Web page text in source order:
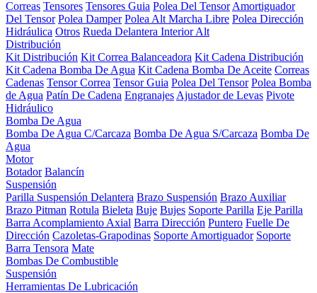
Correas Tensores Tensores Guia Polea Del Tensor Amortiguador
Del Tensor Polea Damper Polea Alt Marcha Libre Polea Dirección
Hidráulica Otros Rueda Delantera Interior Alt
Distribución
Kit Distribución Kit Correa Balanceadora Kit Cadena Distribución
Kit Cadena Bomba De Agua Kit Cadena Bomba De Aceite Correas
Cadenas Tensor Correa Tensor Guia Polea Del Tensor Polea Bomba
de Agua Patín De Cadena Engranajes Ajustador de Levas Pivote
Hidráulico
Bomba De Agua
Bomba De Agua C/Carcaza Bomba De Agua S/Carcaza Bomba De
Agua
Motor
Botador Balancín
Suspensión
Parilla Suspensión Delantera Brazo Suspensión Brazo Auxiliar
Brazo Pitman Rotula Bieleta Buje Bujes Soporte Parilla Eje Parilla
Barra Acomplamiento Axial Barra Dirección Puntero Fuelle De
Dirección Cazoletas-Grapodinas Soporte Amortiguador Soporte
Barra Tensora Mate
Bombas De Combustible
Suspensión
Herramientas De Lubricación